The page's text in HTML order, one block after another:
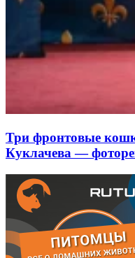
Три фронтовые
Куклачева —